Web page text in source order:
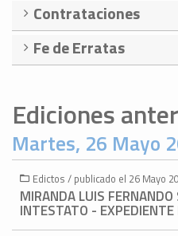
Contrataciones
Fe de Erratas
Ediciones
Martes, 26 Mayo
Edictos / publicado el 26 Mayo
MIRANDA LUIS
INTESTATO -